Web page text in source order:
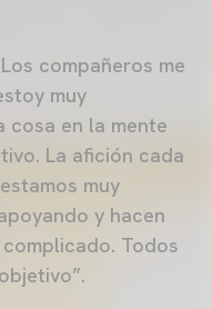
compañeros me
muy
cosa en la mente
La afición cada
muy
y hacen
Todos